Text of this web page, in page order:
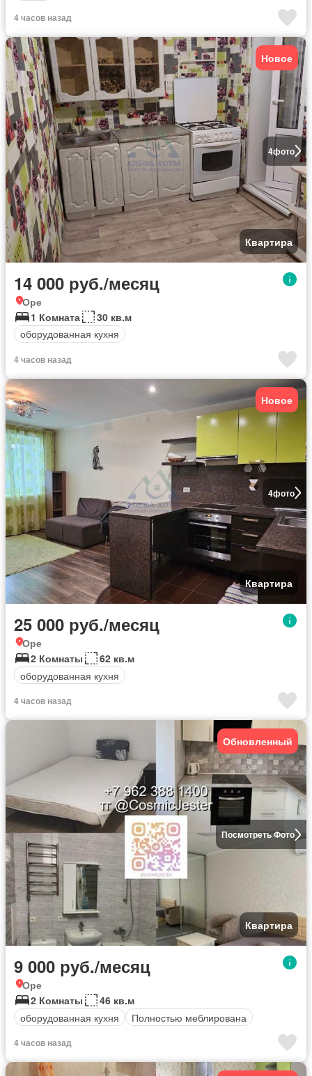
4 часов назад
4фото
Новое
Квартира
14 000 руб./месяц
Оре
1 Комната
30 кв.м
оборудованная кухня
4 часов назад
4фото
Новое
Квартира
25 000 руб./месяц
Оре
2 Комнаты
62 кв.м
оборудованная кухня
4 часов назад
Посмотреть Фото
Обновленный
Квартира
9 000 руб./месяц
Оре
2 Комнаты
46 кв.м
оборудованная кухня
Полностью меблирована
4 часов назад